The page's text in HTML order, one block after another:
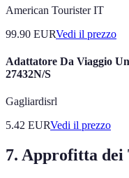
American Tourister IT
99.90 EURVedi il prezzo
Adattatore Da Viaggio
27432N/S
Gagliardisrl
5.42 EURVedi il prezzo
7. Approfitta